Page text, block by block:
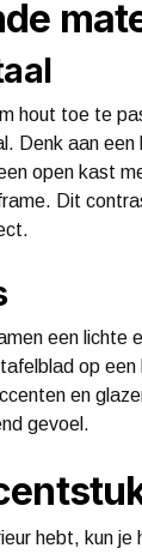
hout toe te
Denk aan
open kast
Dit
een lichte
op
en
gevoel.
hebt, kun je